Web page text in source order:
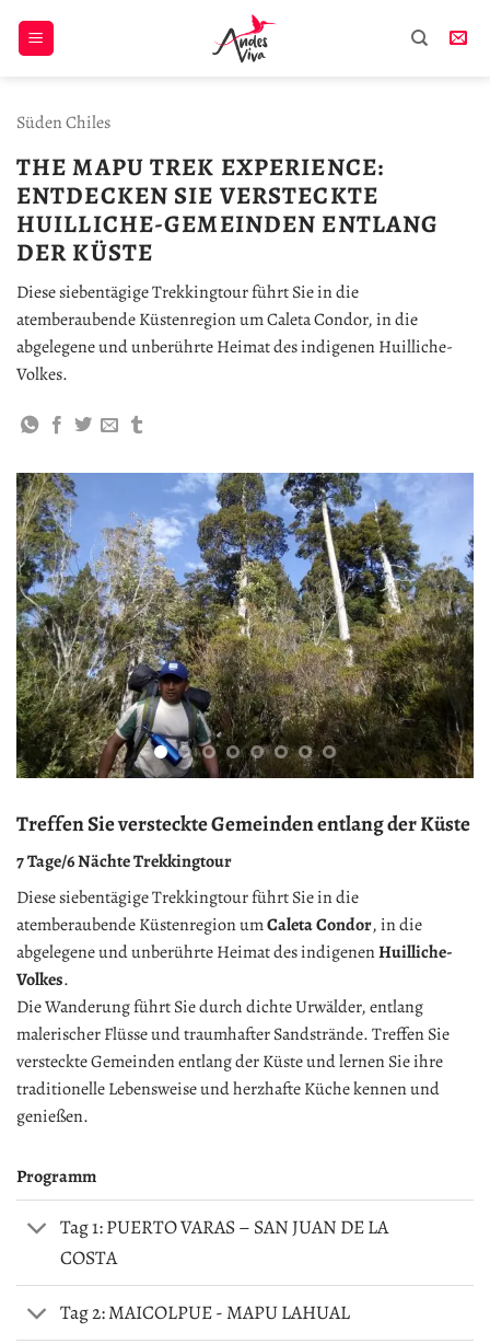
Inhalt
Süden Chiles
THE MAPU TREK EXPERIENCE:
ENTDECKEN SIE VERSTECKTE
HUILLICHE-GEMEINDEN ENTLANG
DER KÜSTE
Diese siebentägige Trekkingtour führt Sie in die
atemberaubende Küstenregion um Caleta Condor, in die
abgelegene und unberührte Heimat des indigenen Huilliche-
Volkes.
Treffen Sie versteckte Gemeinden entlang der Küste
7 Tage/6 Nächte Trekkingtour
Diese siebentägige Trekkingtour führt Sie in die
atemberaubende Küstenregion umCaleta Condor, in die
abgelegene und unberührte Heimat des indigenenHuilliche-
Volkes.
Die Wanderung führt Sie durch dichte Urwälder, entlang
malerischer Flüsse und traumhafter Sandstrände. Treffen Sie
versteckte Gemeinden entlang der Küste und lernen Sie ihre
traditionelle Lebensweise und herzhafte Küche kennen und
genießen.
Programm
Tag 1: PUERTO VARAS – SAN JUAN DE LA
COSTA
Tag 2: MAICOLPUE - MAPU LAHUAL